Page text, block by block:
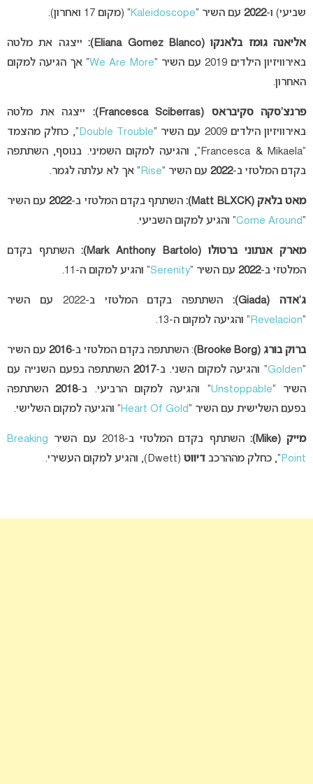
שביעי) ו-2022 עם השיר “Kaleidoscope” (מקום 17 ואחרון).
אליאנה גומז בלאנקו(Eliana Gomez Blanco):
ייצגה את מלטה
באירוויזיון הילדים 2019 עם השיר “
We Are More” אך הגיעה למקום
האחרון.
פרנצ’סקה סקיבראס (Francesca Sciberras):
ייצגה את מלטה
באירוויזיון הילדים 2009 עם השיר “
Double Trouble“, כחלק מהצמד
“Francesca & Mikaela”, והגיעה למקום השמיני. בנוסף,
השתתפה
בקדם המלטזי ב-2022 עם השיר “Rise” אך לא עלתה לגמר.
מאט בלאק (Matt BLXCK): השתתף בקדם המלטזי ב-2022עם השיר
“
Come Around” והגיע למקום השביעי.
מארק אנתוני ברטולו(Mark Anthony Bartolo):
השתתף בקדם
המלטזי ב-2022 עם השיר “Serenity” והגיע למקום ה-11.
ג’אדה(Giada):
השתתפה בקדם המלטזי ב-2022 עם השיר
“
Revelacion” והגיעה למקום ה-13.
ברוק בורג (Brooke Borg) : השתתפה בקדם המלטזי ב-2016 עם השיר
“
Golden” והגיעה למקום השני. ב-2017 השתתפה בפעם השנייה עם
השיר “Unstoppable” והגיעה למקום הרביעי. ב-2018השתתפה
בפעם השלישית עם השיר “Heart Of Gold” והגיעה למקום השלישי.
מייק(Mike): השתתף בקדם המלטזי ב-2018 עם השיר
Breaking
Point“, כחלק מההרכב דיווט (Dwett), והגיע למקום העשירי.